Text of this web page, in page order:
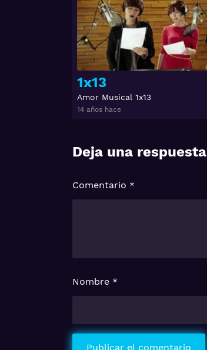
1x13
Amor Musical 1x13
14 años hace
Deja una respuesta
Comentario *
Nombre *